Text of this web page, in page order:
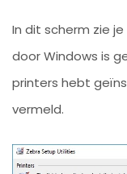
In dit scherm zie
door Windows is
printers hebt
vermeld.